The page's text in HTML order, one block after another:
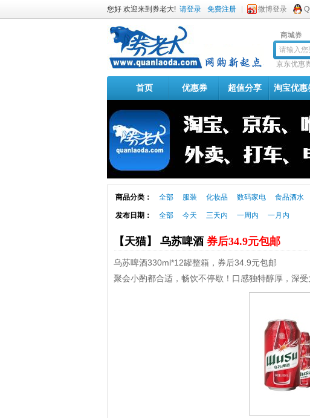
您好 欢迎来到券老大! 请登录 免费注册 微博登录
商城券
京东优惠
首页 优惠券 超值分享 淘宝优惠
商品分类： 全部 服装 化妆品 数码家电 食品酒水
发布日期： 全部 今天 三天内 一周内 一月内
【天猫】 乌苏啤酒 券后34.9元包邮
乌苏啤酒330ml*12罐整箱，券后34.9元包邮
聚会小酌都合适，畅饮不停歇！口感独特醇厚，深受